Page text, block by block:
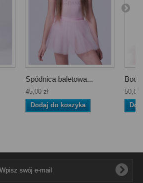
Spódnica baletowa...
45,00 zł
Dodaj do koszyka
50,00